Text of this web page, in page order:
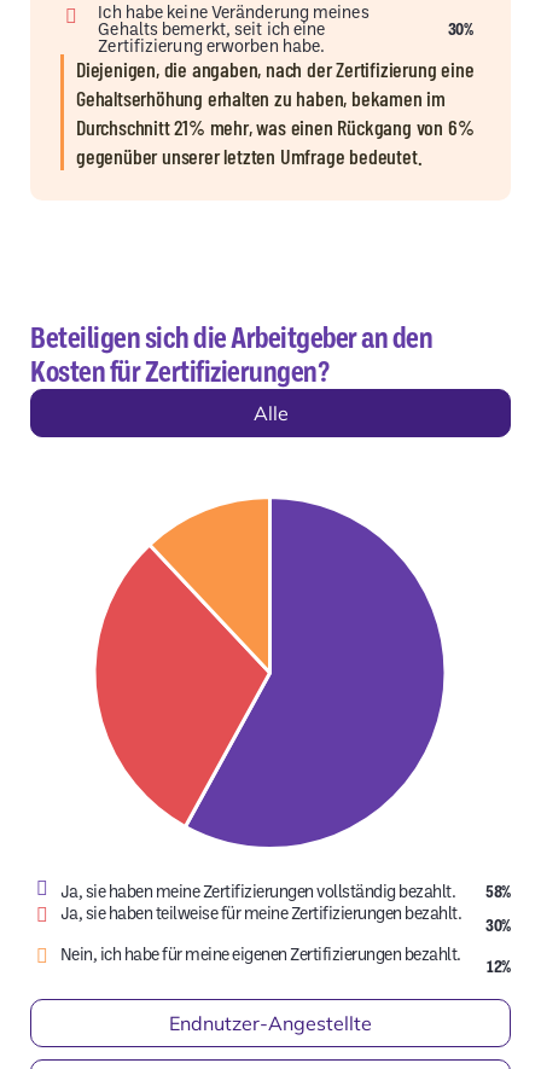
Ich habe keine Veränderung meines
Gehalts bemerkt, seit ich eine
Zertifizierung erworben habe.
30%
Diejenigen, die angaben, nach der Zertifizierung eine
Gehaltserhöhung erhalten zu haben, bekamen im
Durchschnitt 21% mehr, was einen Rückgang von 6%
gegenüber unserer letzten Umfrage bedeutet.
Beteiligen sich die Arbeitgeber an den
Kosten für Zertifizierungen?
Alle
Endnutzer-Angestellte
Ja, sie haben meine Zertifizierungen vollständig bezahlt. 58%
Ja, sie haben teilweise für meine Zertifizierungen bezahlt.
30%
Nein, ich habe für meine eigenen Zertifizierungen bezahlt.
12%